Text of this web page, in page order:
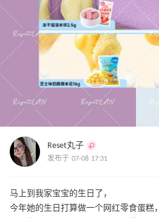
Reset丸子
发布于 07-08 17:31
马上到我家宝宝的生日了，
今年她的生日打算做一个网红零食蛋糕，